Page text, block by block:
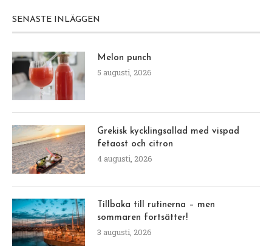
SENASTE INLÄGGEN
Melon punch
5 augusti, 2026
Grekisk kycklingsallad med vispad
fetaost och citron
4 augusti, 2026
Tillbaka till rutinerna – men
sommaren fortsätter!
3 augusti, 2026